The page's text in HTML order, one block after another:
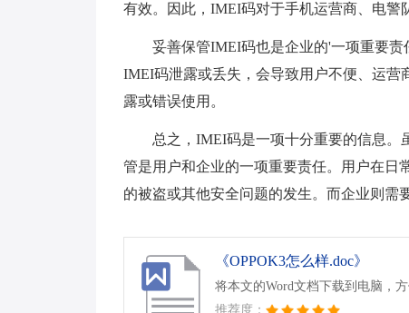
有效。因此，IMEI码对于手机运营商、电警
妥善保管IMEI码也是企业的'一项重要
IMEI码泄露或丢失，会导致用户不便、运
露或错误使用。
总之，IMEI码是一项十分重要的信息。
管是用户和企业的一项重要责任。用户在日
的被盗或其他安全问题的发生。而企业则需
《OPPOK3怎么样.doc》
将本文的Word文档下载到电脑，
推荐度：